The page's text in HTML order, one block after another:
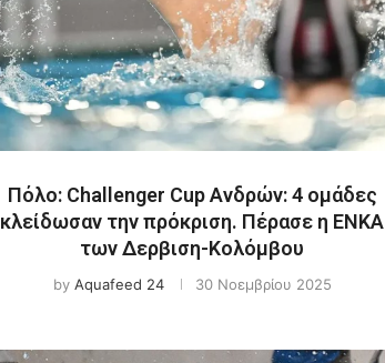
Πόλο: Challenger Cup Ανδρών: 4 ομάδες
κλείδωσαν την πρόκριση. Πέρασε η ΕΝΚΑ
των Δερβιση-Κολόμβου
by Aquafeed 24 30 Νοεμβρίου 2025